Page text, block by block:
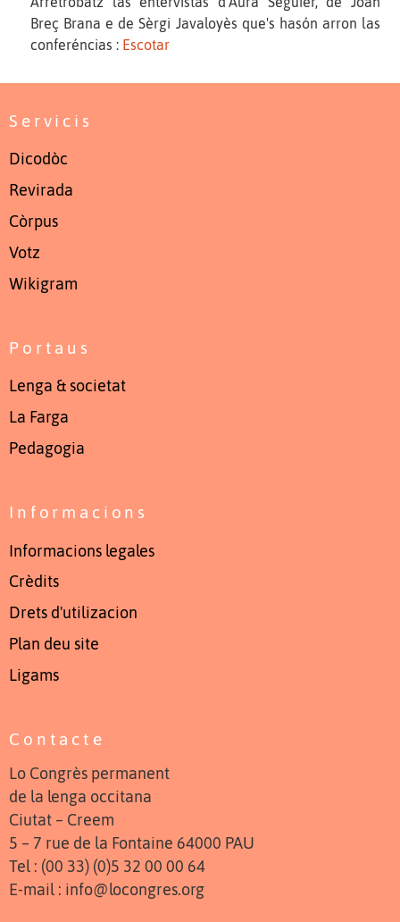
Breç Brana e de Sèrgi Javaloyès que's hasón arron las
conferéncias : Escotar
Servicis
Dicodòc
Revirada
Còrpus
Votz
Wikigram
Portaus
Lenga & societat
La Farga
Pedagogia
Informacions
Informacions legales
Crèdits
Drets d'utilizacion
Plan deu site
Ligams
Contacte
Lo Congrès permanent
de la lenga occitana
Ciutat – Creem
5 – 7 rue de la Fontaine 64000 PAU
Tel : (00 33) (0)5 32 00 00 64
E-mail : info@locongres.org